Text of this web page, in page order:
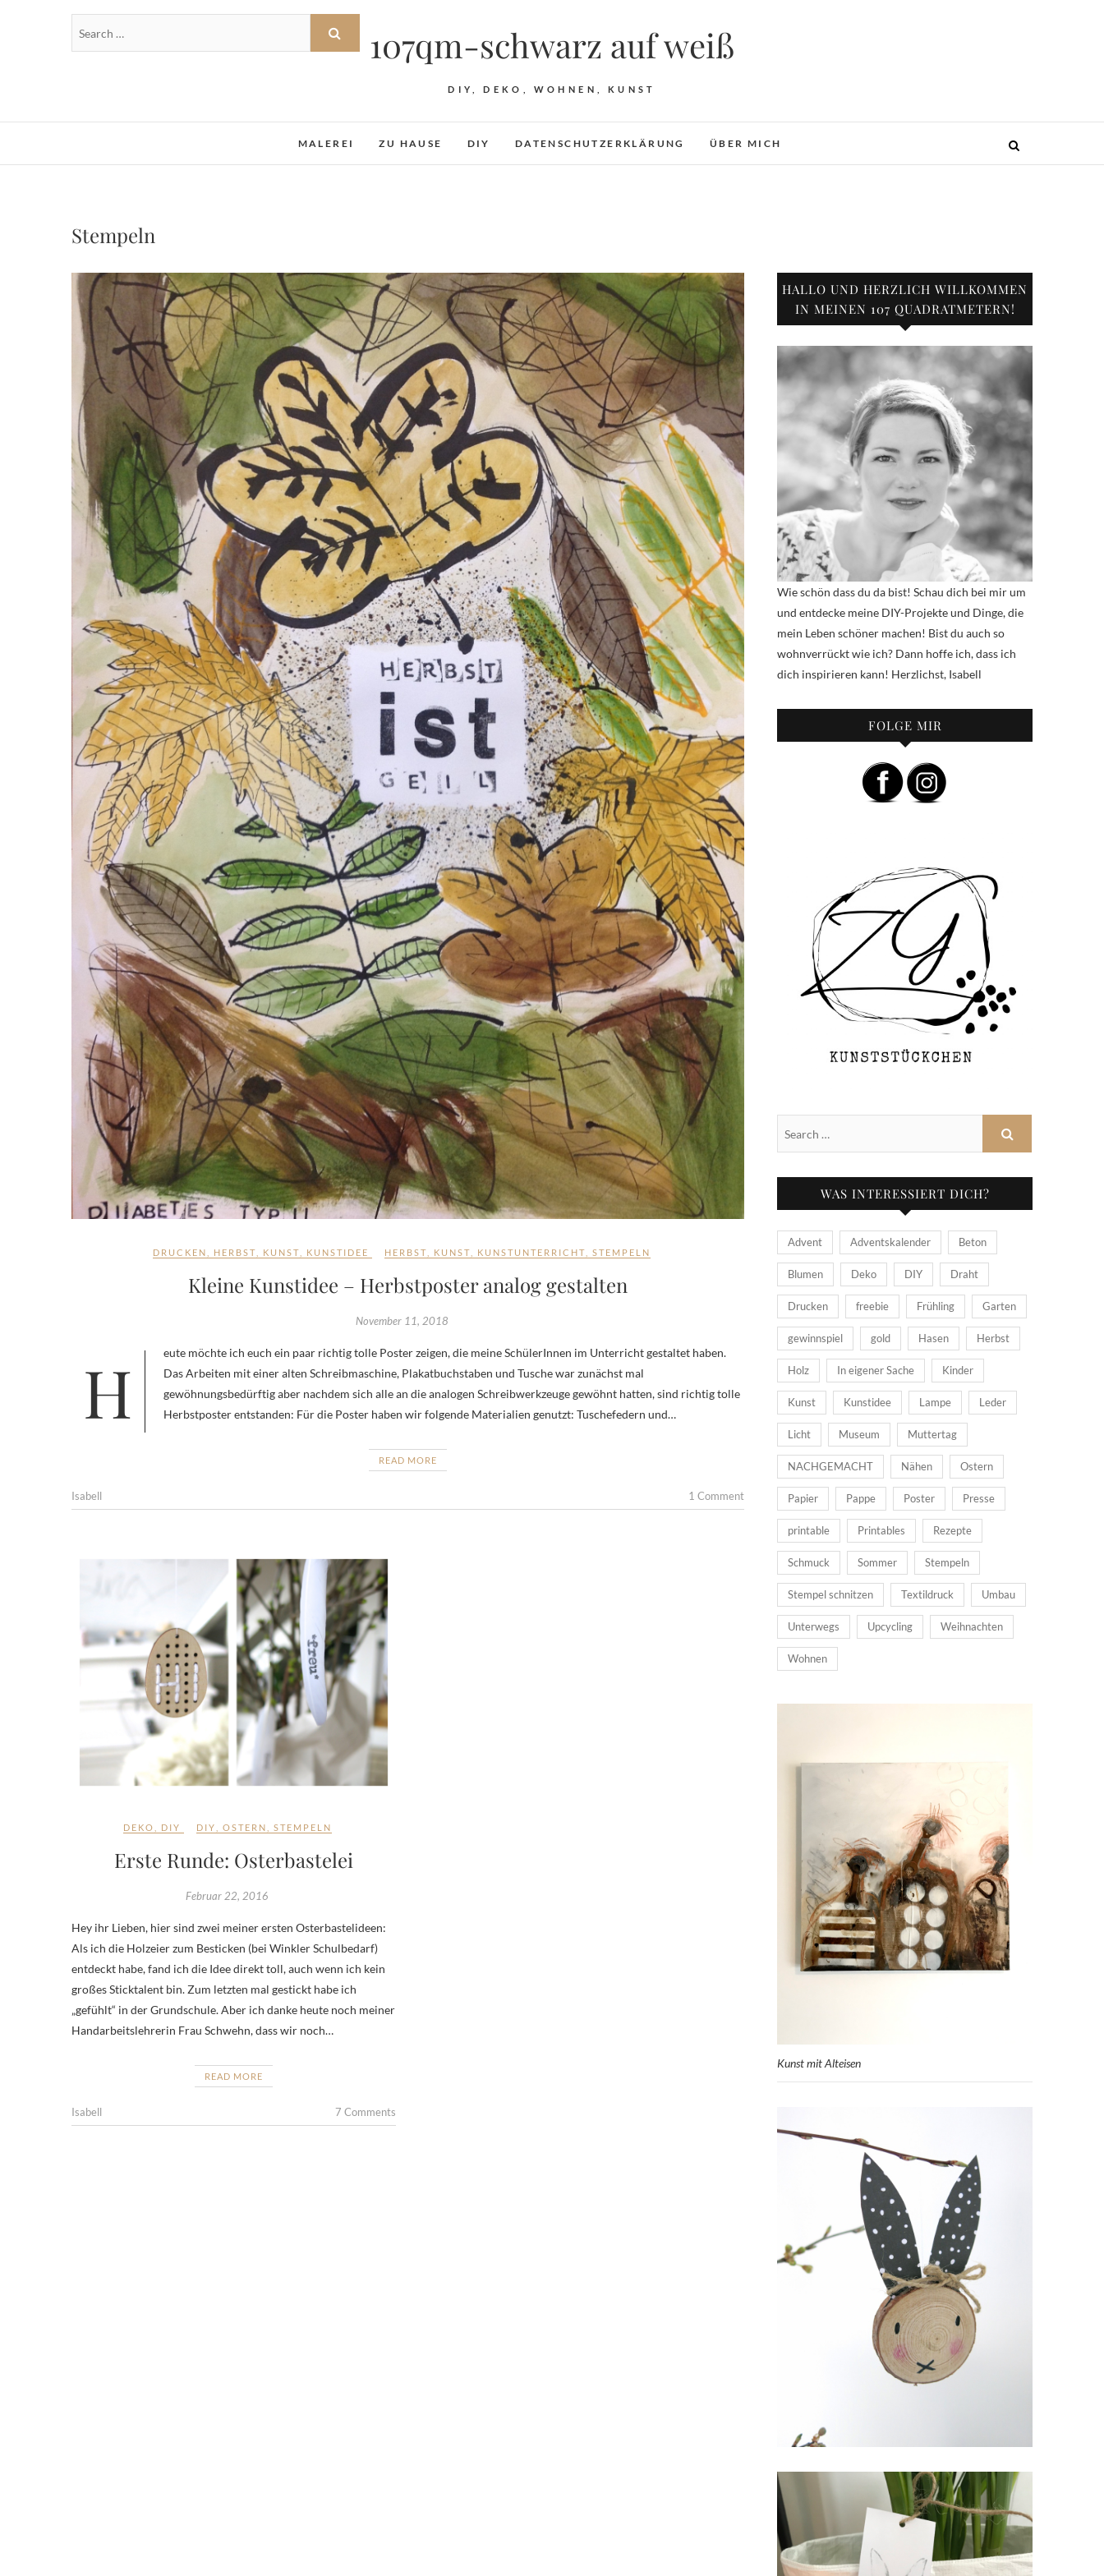
107qm-schwarz auf weiß
DIY, DEKO, WOHNEN, KUNST
MALEREI ZU HAUSE DIY DATENSCHUTZERKLÄRUNG ÜBER MICH
Stempeln
DRUCKEN HERBST KUNST KUNSTIDEE HERBST KUNST KUNSTUNTERRICHT STEMPELN
Kleine Kunstidee – Herbstposter analog gestalten
November 11, 2018
Heute möchte ich euch ein paar richtig tolle Poster zeigen, die meine SchülerInnen im Unterricht gestaltet haben.
Das Arbeiten mit einer alten Schreibmaschine, Plakatbuchstaben und Tusche war zunächst mal
gewöhnungsbedürftig aber nachdem sich alle an die analogen Schreibwerkzeuge gewöhnt hatten, sind richtig tolle
Herbstposter entstanden: Für die Poster haben wir folgende Materialien genutzt: Tuschefedern und…
READ MORE
Isabell 1 Comment
DEKO DIY DIY OSTERN STEMPELN
Erste Runde: Osterbastelei
Februar 22, 2016
Hey ihr Lieben, hier sind zwei meiner ersten Osterbastelideen:
Als ich die Holzeier zum Besticken (bei Winkler Schulbedarf)
entdeckt habe, fand ich die Idee direkt toll, auch wenn ich kein
großes Sticktalent bin. Zum letzten mal gestickt habe ich
„gefühlt“ in der Grundschule. Aber ich danke heute noch meiner
Handarbeitslehrerin Frau Schwehn, dass wir noch…
READ MORE
Isabell 7 Comments
HALLO UND HERZLICH WILLKOMMEN
IN MEINEN 107 QUADRATMETERN!
Wie schön dass du da bist! Schau dich bei mir um
und entdecke meine DIY-Projekte und Dinge, die
mein Leben schöner machen! Bist du auch so
wohnverrückt wie ich? Dann hoffe ich, dass ich
dich inspirieren kann! Herzlichst, Isabell
FOLGE MIR
WAS INTERESSIERT DICH?
Advent Adventskalender Beton
Blumen Deko DIY Draht
Drucken freebie Frühling Garten
gewinnspiel gold Hasen Herbst
Holz In eigener Sache Kinder
Kunst Kunstidee Lampe Leder
Licht Museum Muttertag
NACHGEMACHT Nähen Ostern
Papier Pappe Poster Presse
printable Printables Rezepte
Schmuck Sommer Stempeln
Stempel schnitzen Textildruck Umbau
Unterwegs Upcycling Weihnachten
Wohnen
Kunst mit Alteisen